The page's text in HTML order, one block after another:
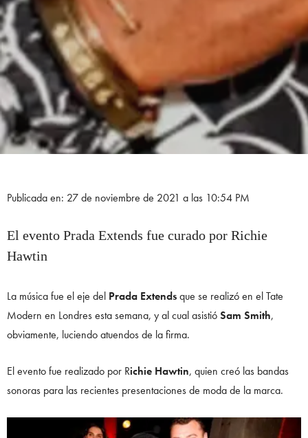
Publicada en: 27 de noviembre de 2021 a las 10:54 PM
El evento Prada Extends fue curado por Richie
Hawtin
La música fue el eje del Prada Extendsque se realizó en el Tate
Modern en Londres esta semana, y al cual asistióSam Smith,
obviamente, luciendo atuendos de la firma.
El evento fue realizado por Richie Hawtin, quien creó las bandas
sonoras para las recientes presentaciones de moda de la marca.